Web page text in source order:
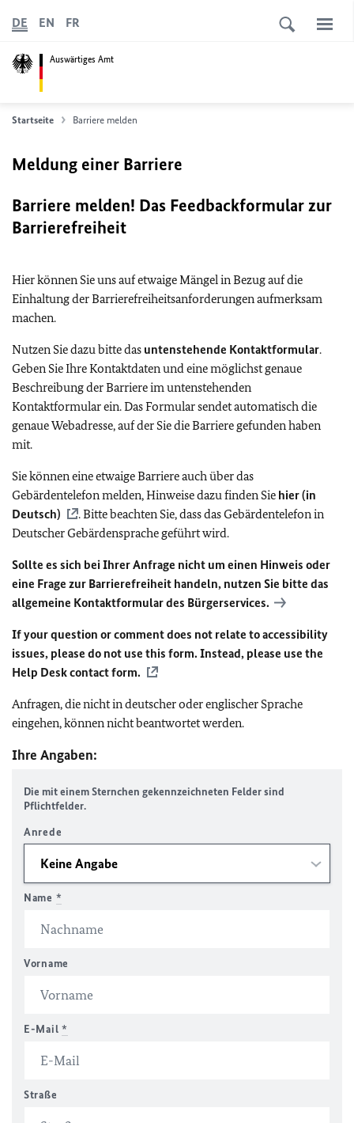
Auswärtiges Amt
DE EN FR
Startseite Barriere melden
Meldung einer Barriere
Barriere melden! Das Feedbackformular zur
Barrierefreiheit
Hier können Sie uns auf etwaige Mängel in Bezug auf die
Einhaltung der Barrierefreiheitsanforderungen aufmerksam
machen.
Nutzen Sie dazu bitte das untenstehende Kontaktformular.
Geben Sie Ihre Kontaktdaten und eine möglichst genaue
Beschreibung der Barriere im untenstehenden
Kontaktformular ein. Das Formular sendet automatisch die
genaue Webadresse, auf der Sie die Barriere gefunden haben
mit.
Sie können eine etwaige Barriere auch über das
Gebärdentelefon melden, Hinweise dazu finden Sie hier (in
Deutsch)
. Bitte beachten Sie, dass das Gebärdentelefon in
Deutscher Gebärdensprache geführt wird.
Sollte es sich bei Ihrer Anfrage nicht um einen Hinweis oder
eine Frage zur Barrierefreiheit handeln, nutzen Sie bitte das
allgemeine Kontaktformular des Bürgerservices.
If your question or comment does not relate to accessibility
issues, please do not use this form. Instead, please use the
Help Desk contact form.
Anfragen, die nicht in deutscher oder englischer Sprache
eingehen, können nicht beantwortet werden.
Ihre Angaben:
Die mit einem Sternchen gekennzeichneten Felder sind
Pflichtfelder.
Anrede
Name *
Vorname
E-Mail *
Straße